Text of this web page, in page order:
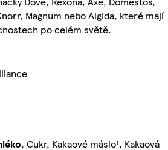
Magnum nebo Algida, které mají
po celém světě.
, Cukr, Kakaové máslo¹, Kakaová